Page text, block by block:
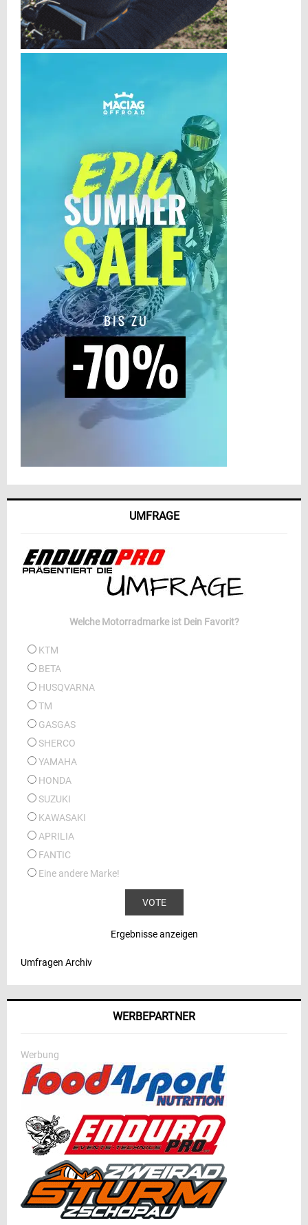
UMFRAGE
Welche Motorradmarke ist Dein Favorit?
KTM
BETA
HUSQVARNA
TM
GASGAS
SHERCO
YAMAHA
HONDA
SUZUKI
KAWASAKI
APRILIA
FANTIC
Eine andere Marke!
Ergebnisse anzeigen
Umfragen Archiv
WERBEPARTNER
Werbung